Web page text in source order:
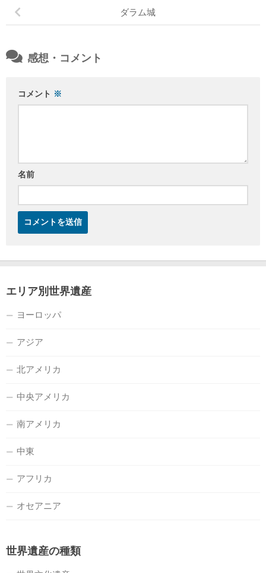
ダラム城
感想・コメント
コメント ※
名前
エリア別世界遺産
ヨーロッパ
アジア
北アメリカ
中央アメリカ
南アメリカ
中東
アフリカ
オセアニア
世界遺産の種類